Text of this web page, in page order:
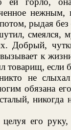
нежным,
рыдая без
смеялся,
Добрый,
к
товарищ, если
не
обязана
никогда
его руку,